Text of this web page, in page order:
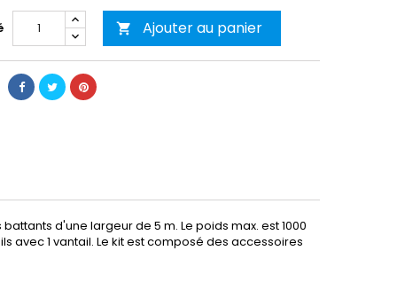
 Ajouter au panier
d'une largeur de 5 m. Le poids max. est 1000
avec 1 vantail. Le kit est composé des accessoires